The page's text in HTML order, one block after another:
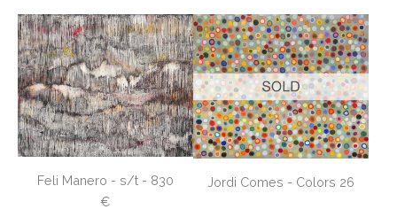
Feli Manero - s/t - 830
€
Jordi Comes - Colors 26